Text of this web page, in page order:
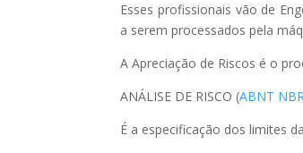
Esses profissionais vão de
a serem processados pela
A Apreciação de Riscos é o
ANÁLISE DE RISCO (ABNT
É a especificação dos limites